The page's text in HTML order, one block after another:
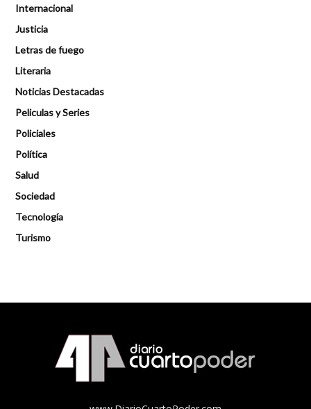
Internacional
Justicia
Letras de fuego
Literaria
Noticias Destacadas
Peliculas y Series
Policiales
Política
Salud
Sociedad
Tecnología
Turismo